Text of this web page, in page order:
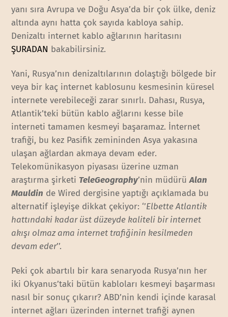
yanı sıra Avrupa ve Doğu Asya’da bir çok ülke, deniz
altında aynı hatta çok sayıda kabloya sahip.
Denizaltı internet kablo ağlarının haritasını
ŞURADAN bakabilirsiniz.
Yani, Rusya’nın denizaltılarının dolaştığı bölgede bir
veya bir kaç internet kablosunu kesmesinin küresel
internete verebileceği zarar sınırlı. Dahası, Rusya,
Atlantik’teki bütün kablo ağlarını kesse bile
interneti tamamen kesmeyi başaramaz. İnternet
trafiği, bu kez Pasifik zemininden Asya yakasına
ulaşan ağlardan akmaya devam eder.
Telekomünikasyon piyasası üzerine uzman
araştırma şirketi TeleGeography’nin müdürüAlan
Mauldin de Wired dergisine yaptığı açıklamada bu
alternatif işleyişe dikkat çekiyor: ‘’Elbette Atlantik
hattındaki kadar üst düzeyde kaliteli bir internet
akışı olmaz ama internet trafiğinin kesilmeden
devam eder’’.
Peki çok abartılı bir kara senaryoda Rusya’nın her
iki Okyanus’taki bütün kabloları kesmeyi başarması
nasıl bir sonuç çıkarır? ABD’nin kendi içinde karasal
internet ağları üzerinden internet trafiği aynen